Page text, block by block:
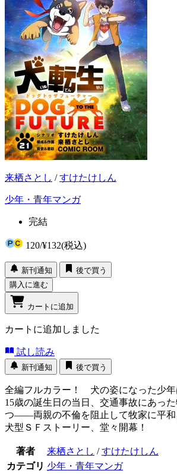
来栖さとし /すけたけしん
少年・青年マンガ
完結
120/¥132(税込)
新刊通知
後で買う
購入に進む
カートに追加
カートに追加しました
試し読み
新刊通知 後で買う
全編フルカラー！ 犬の姿になった少
15歳の誕生日の当日、交通事故にあっ
つ――両親の不倫を阻止して牧家に平和
犬型ＳＦストーリー、堂々開幕！
著者 来栖さとし /すけたけしん
カテゴリ 少年・青年マンガ